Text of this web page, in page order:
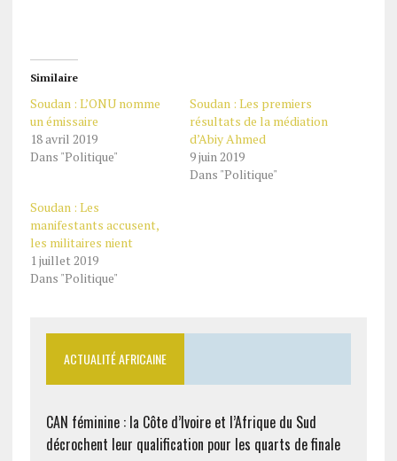
Similaire
Soudan : L’ONU nomme
un émissaire
18 avril 2019
Dans "Politique"
Soudan : Les premiers
résultats de la médiation
d’Abiy Ahmed
9 juin 2019
Dans "Politique"
Soudan : Les
manifestants accusent,
les militaires nient
1 juillet 2019
Dans "Politique"
ACTUALITÉ AFRICAINE
CAN féminine : la Côte d’Ivoire et l’Afrique du Sud
décrochent leur qualification pour les quarts de finale